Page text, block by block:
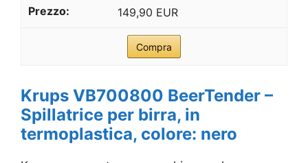
149,90 EUR
Compra
Krups VB700800 BeerTender –
Spillatrice per birra, in
termoplastica, colore: nero